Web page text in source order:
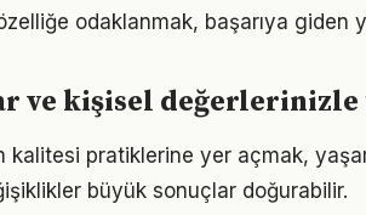
odaklanmak, başarıya giden
ve kişisel
kalitesi pratiklerine yer açmak,
büyük sonuçlar doğurabilir.